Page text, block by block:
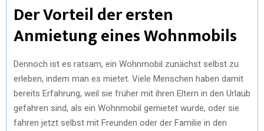
Der Vorteil der ersten
Anmietung eines Wohnmobils
Dennoch ist es ratsam, ein Wohnmobil zunächst selbst zu
erleben, indem man es mietet. Viele Menschen haben damit
bereits Erfahrung, weil sie früher mit ihren Eltern in den Urlaub
gefahren sind, als ein Wohnmobil gemietet wurde, oder sie
fahren jetzt selbst mit Freunden oder der Familie in den